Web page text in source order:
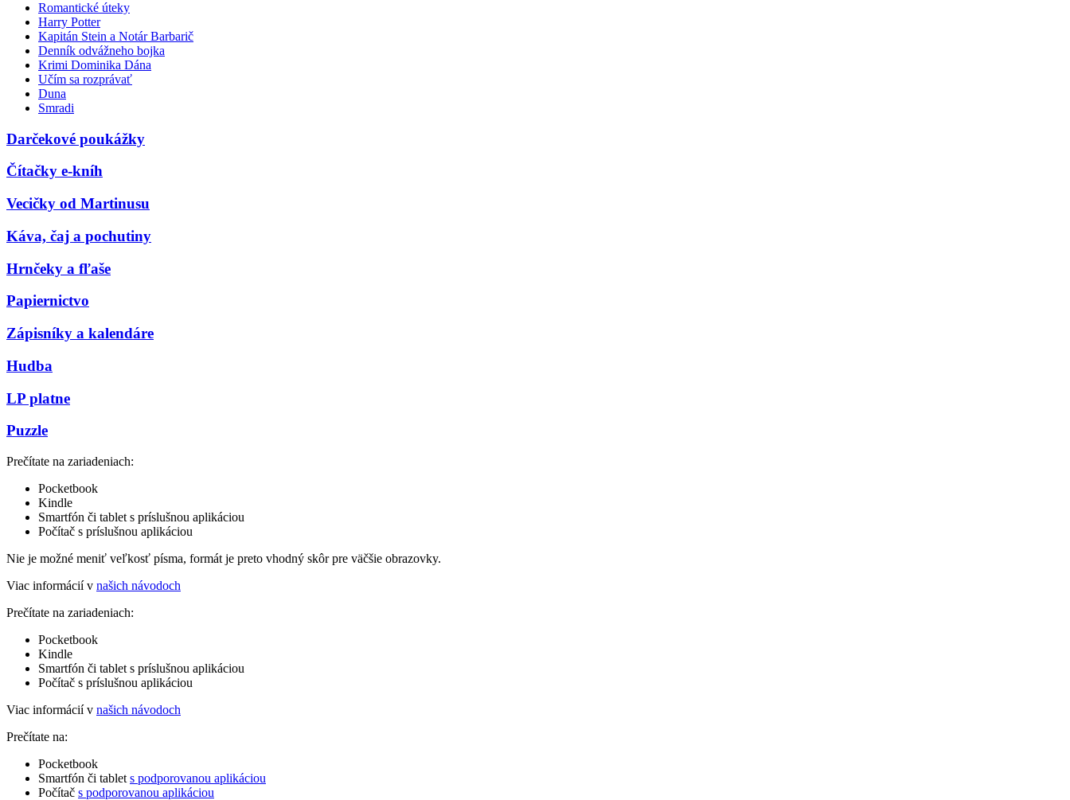
Romantické úteky
Harry Potter
Kapitán Stein a Notár Barbarič
Denník odvážneho bojka
Krimi Dominika Dána
Učím sa rozprávať
Duna
Smradi
Darčekové poukážky
Čítačky e-kníh
Vecičky od Martinusu
Káva, čaj a pochutiny
Hrnčeky a fľaše
Papiernictvo
Zápisníky a kalendáre
Hudba
LP platne
Puzzle
Prečítate na zariadeniach:
Pocketbook
Kindle
Smartfón či tablet s príslušnou aplikáciou
Počítač s príslušnou aplikáciou
Nie je možné meniť veľkosť písma, formát je preto vhodný skôr pre väčšie obrazovky.
Viac informácií v našich návodoch
Prečítate na zariadeniach:
Pocketbook
Kindle
Smartfón či tablet s príslušnou aplikáciou
Počítač s príslušnou aplikáciou
Viac informácií v našich návodoch
Prečítate na:
Pocketbook
Smartfón či tablet s podporovanou aplikáciou
Počítač s podporovanou aplikáciou